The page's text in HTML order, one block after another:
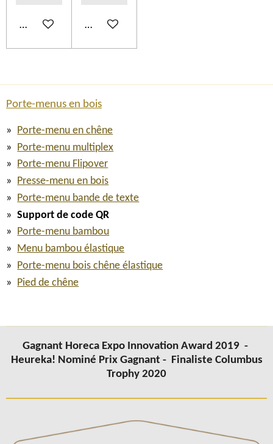
Ajouter au panierAjouter au panier
Porte-menus en bois
Porte-menu en chêne
Porte-menu multiplex
Porte-menu Flipover
Presse-menu en bois
Porte-menu bande de texte
Support de code QR
Porte-menu bambou
Menu bambou élastique
Porte-menu bois chêne élastique
Pied de chêne
Gagnant Horeca Expo Innovation Award 2019 -
Heureka! Nominé Prix Gagnant - Finaliste Columbus
Trophy 2020